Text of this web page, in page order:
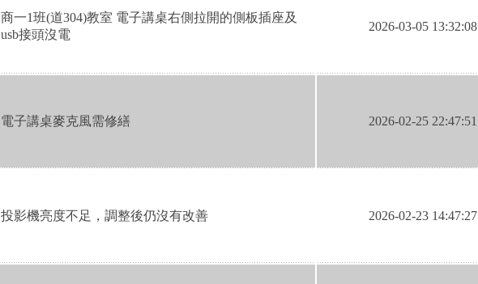
商一1班(道304)教室 電子講桌右側拉開的側板插座及
usb接頭沒電
2026-03-05 13:32:08
電子講桌麥克風需修繕 2026-02-25 22:47:51
投影機亮度不足，調整後仍沒有改善 2026-02-23 14:47:27